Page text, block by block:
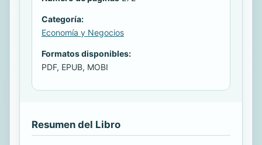
Categoría:
Economía y Negocios
Formatos disponibles:
PDF, EPUB, MOBI
Resumen del Libro